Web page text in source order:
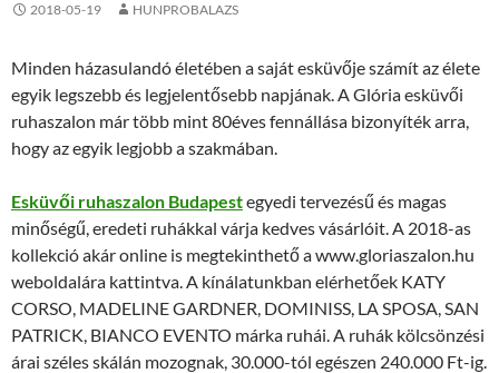
2018-05-19 HUNPROBALAZS
Minden házasulandó életében a saját esküvője számít az élete
egyik legszebb és legjelentősebb napjának. A Glória esküvői
ruhaszalon már több mint 80éves fennállása bizonyíték arra,
hogy az egyik legjobb a szakmában.
Esküvői ruhaszalon Budapestegyedi tervezésű és magas
minőségű, eredeti ruhákkal várja kedves vásárlóit. A 2018-as
kollekció akár online is megtekinthető a www.gloriaszalon.hu
weboldalára kattintva. A kínálatunkban elérhetőek KATY
CORSO, MADELINE GARDNER, DOMINISS, LA SPOSA, SAN
PATRICK, BIANCO EVENTO márka ruhái. A ruhák kölcsönzési
árai széles skálán mozognak, 30.000-tól egészen 240.000 Ft-ig.